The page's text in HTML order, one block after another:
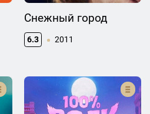
Снежный город
6.3 2011